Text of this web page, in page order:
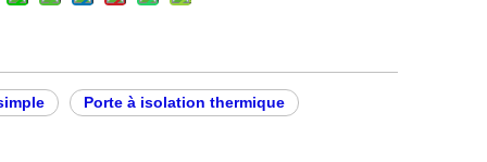
Porte à isolation thermique